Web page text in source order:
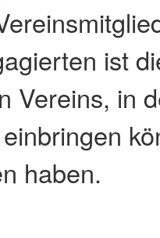
ist
Vereins, in
haben.